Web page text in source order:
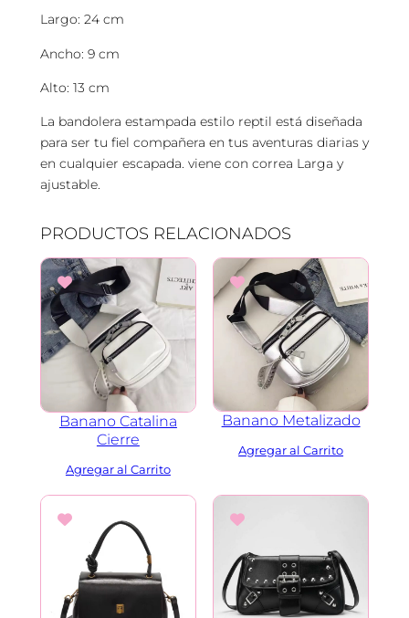
e
p
e
n
t
e
c
t
i
d
a
Largo: 24 cm
Ancho: 9 cm
Alto: 13 cm
La bandolera estampada estilo reptil está diseñada
para ser tu fiel compañera en tus aventuras diarias y
en cualquier escapada. viene con correa Larga y
ajustable.
PRODUCTOS RELACIONADOS
Banano Catalina
Cierre
Banano Metalizado